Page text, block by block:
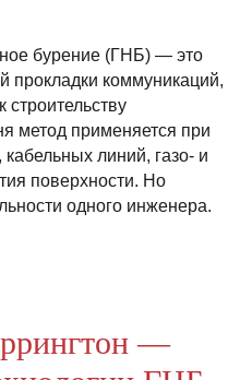
бурение (ГНБ) — это
прокладки коммуникаций,
строительству
метод применяется при
линий, газо- и
поверхности. Но
одного инженера.
—